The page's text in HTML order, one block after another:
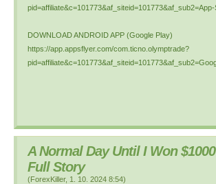
DOWNLOAD ANDROID APP (Google Play)
https://app.appsflyer.com/com.ticno.olymptrade?
A Normal Day Until I Won
Full Story
(ForexKiller, 1. 10. 2024 8:54)